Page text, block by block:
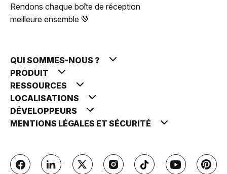
Rendons chaque boîte de réception
meilleure ensemble 💚
QUI SOMMES-NOUS ?
PRODUIT
RESSOURCES
LOCALISATIONS
DÉVELOPPEURS
MENTIONS LÉGALES ET SÉCURITÉ